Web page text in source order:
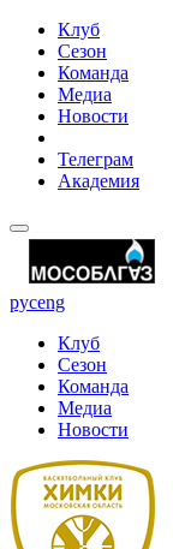
Клуб
Сезон
Команда
Медиа
Новости
Телеграм
Академия
русeng
Клуб
Сезон
Команда
Медиа
Новости